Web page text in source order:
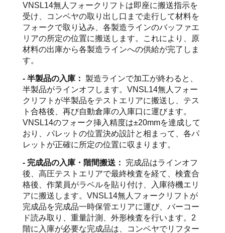
VNSL14無人フォークリフトは即座に搬送指示を
受け、コンベヤの取り出し口まで走行して材料を
フォークで取り込み、各製造ラインのバッファエ
リアの所定の位置に搬送します。これにより、原
材料の出庫から各製造ラインへの供給が完了しま
す。
- 半製品の入庫： 製造ラインで加工が終わると、
半製品がラインオフします。VNSL14無人フォー
クリフトが半製品をテストエリアに搬送し、テス
ト合格後、再び自動倉庫の入庫口に運びます。
VNSL14のフォーク挿入精度は±20mmを達成して
おり、パレットの位置決め設計と相まって、各パ
レットが正確に所定の位置に収まります。
- 完成品の入庫・階間搬送：
完成品はラインオフ
後、高圧テストエリアで最終検査を経て、検査合
格後、作業員がラベルを貼り付け、入庫待機エリ
アに搬送します。VNSL14無人フォークリフトが
完成品を完成品一時保管エリアに運び、バーコー
ド読み取り、重量計測、外形検査を行います。2
階に入庫が必要な完成品は、コンベヤでリフター